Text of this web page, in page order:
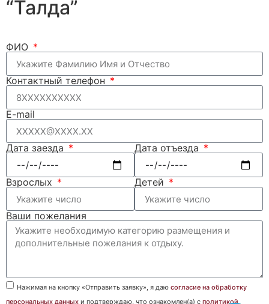
“Талда”
ФИО
Контактный телефон
E-mail
Дата заезда Дата отъезда
Взрослых Детей
Ваши пожелания
Нажимая на кнопку «Отправить заявку», я даю согласие на обработку
персональных данных и подтверждаю, что ознакомлен(а) с политикой